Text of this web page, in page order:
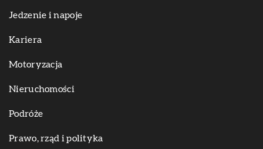
Jedzenie i napoje
Kariera
Motoryzacja
Nieruchomości
Podróże
Prawo, rząd i polityka